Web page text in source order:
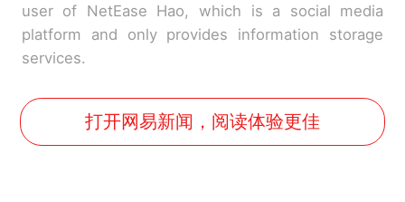
user of NetEase Hao, which is a social media
platform and only provides information storage
services.
打开网易新闻，阅读体验更佳